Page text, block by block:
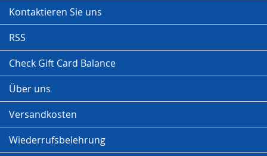
Kontaktieren Sie uns
RSS
Check Gift Card Balance
Über uns
Versandkosten
Wiederrufsbelehrung